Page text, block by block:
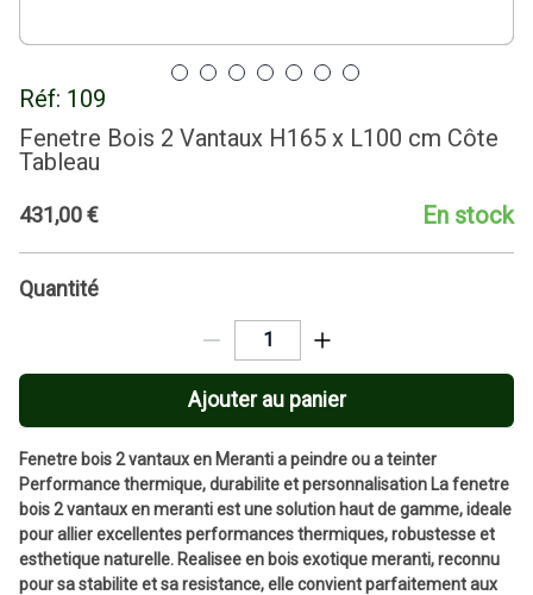
Réf: 109
Fenetre Bois 2 Vantaux H165 x L100 cm Côte
Tableau
431,00€ En stock
Quantité
Ajouter au panier
Fenetre bois 2 vantaux en Meranti a peindre ou a teinter
Performance thermique, durabilite et personnalisation La fenetre
bois 2 vantaux en meranti est une solution haut de gamme, ideale
pour allier excellentes performances thermiques, robustesse et
esthetique naturelle. Realisee en bois exotique meranti, reconnu
pour sa stabilite et sa resistance, elle convient parfaitement aux